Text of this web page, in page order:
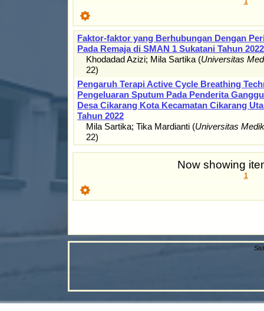
Faktor-faktor yang Berhubungan Dengan
Pada Remaja di SMAN 1 Sukatani Tahun 2022
Khodadad Azizi; Mila Sartika (Universitas
22)
Pengaruh Terapi Active Cycle Breathing
Pengeluaran Sputum Pada Penderita
Desa Cikarang Kota Kecamatan Cikarang
Tahun 2022
Mila Sartika; Tika Mardianti (Universitas
22)
Now showing
1